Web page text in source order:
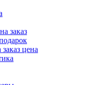
заказ
цена